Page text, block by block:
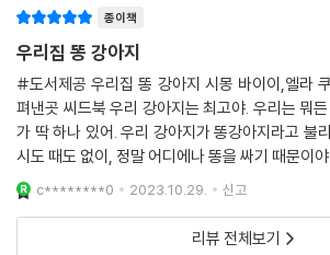
다. 자꾸만 혼내고 조바심을 내면 강아지는 더 위축
똥강아지에게는 결국 믿음과 시간이 필요했던 거
이제 똥을 덜 싸고, 정해진 곳에만 싸게 되었을까
고요? 안타깝지만 지금 당장은 아니에요. 그래도
확인하게 되었어요. 많이, 아무 데나, 시도 때도 없
강아지이지만 그래도 세상에 하나뿐인 소중한 친
이에요!
종이책
우리집 똥 강아지
#도서제공 우리집 똥 강아지 시몽 바이이,엘라 쿠탕스 지음 권지현 옮김
펴낸곳 씨드북 우리 강아지는 최고야. 우리는 뭐든 함께 하지. 하지만 문제
가 딱 하나 있어. 우리 강아지가 똥강아지라고 불
시도 때도 없이, 정말 어디에나 똥을 싸기 때문이야. 엄마 생각 카페 소리고
사람들 소리 안들리고 윤이가 글,그림에 집중하며
c********0 2023.10.29. 신고
리뷰 전체보기